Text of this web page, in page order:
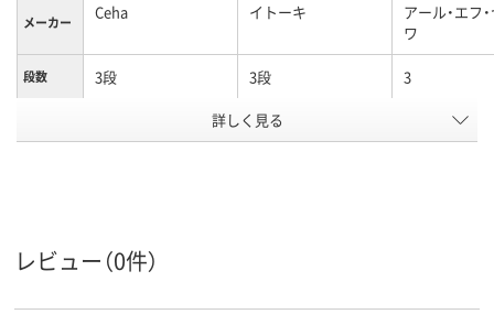
メーカー Ceha イトーキ
アール・エフ
ワ
段数 3段 3段 3
両開き／片開き扉タ
イプ
両開き／片開き扉タ
イプ
両開き書庫
詳しく見る
レビュー（0件）